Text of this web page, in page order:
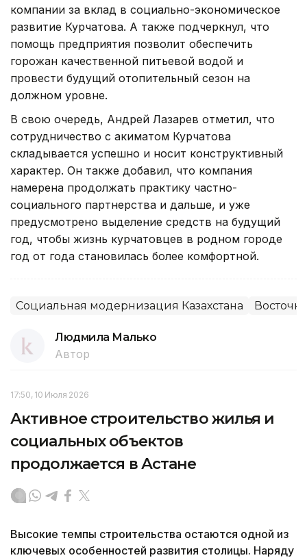
компании за вклад в социально-экономическое
развитие Курчатова. А также подчеркнул, что
помощь предприятия позволит обеспечить
горожан качественной питьевой водой и
провести будущий отопительный сезон на
должном уровне.
В свою очередь, Андрей Лазарев отметил, что
сотрудничество с акиматом Курчатова
складывается успешно и носит конструктивный
характер. Он также добавил, что компания
намерена продолжать практику частно-
социального партнерства и дальше, и уже
предусмотрено выделение средств на будущий
год, чтобы жизнь курчатовцев в родном городе
год от года становилась более комфортной.
Социальная модернизация Казахстана
Людмила Малько
Автор
17:50, 10 Июля 2026
Активное строительство жилья и
социальных объектов
продолжается в Астане
Высокие темпы строительства остаются одной из
ключевых особенностей развития столицы. Наряду